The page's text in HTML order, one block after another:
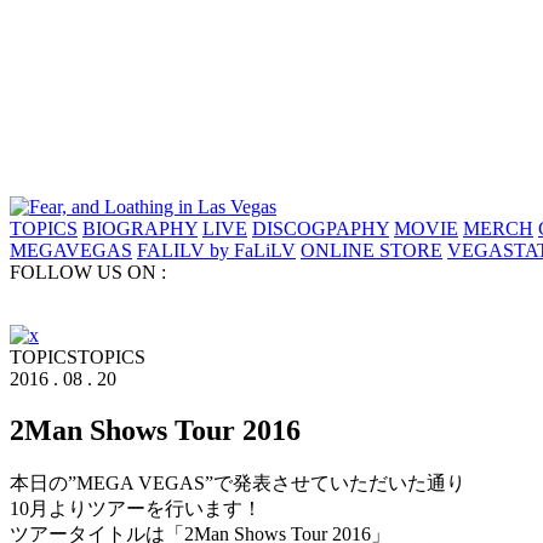
TOPICS BIOGRAPHY LIVE DISCOGPAPHY MOVIE MERCH
MEGAVEGAS FALILV by FaLiLV ONLINE STORE
FOLLOW US ON :
TOPICSTOPICS
2016 . 08 . 20
2Man Shows Tour 2016
本日の”MEGA VEGAS”で発表させていただいた通り
10月よりツアーを行います！
ツアータイトルは「2Man Shows Tour 2016」